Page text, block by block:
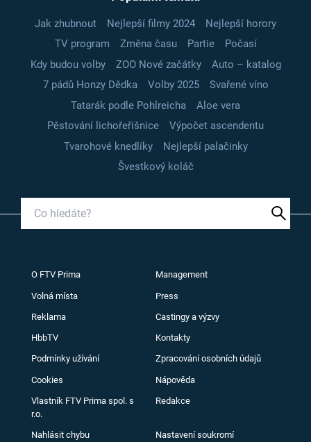
Jak zhubnout Nejlepší filmy 2024
Nejlepší horory
TV program
Změna času Partie
Počasí
Kdy budou volby
ZOO Nové začátky
Auto – katalog
7 pádů Honzy Dědka
Volby 2025
Svařené víno
Tatarák podle Pohlreicha
Aloe vera
Pěstování lichořeřišnice
Výpočet ascendentu
Tvarohové knedlíky
Nejlepší palačinky
Švestkový koláč
O FTV Prima Management
Volná místa Press
Reklama Castingy a výzvy
HbbTV Kontakty
Podmínky užívání Zpracování osobních údajů
Cookies Nápověda
Vlastník FTV Prima spol. s
r.o.
Redakce
Nahlásit chybu Nastavení soukromí